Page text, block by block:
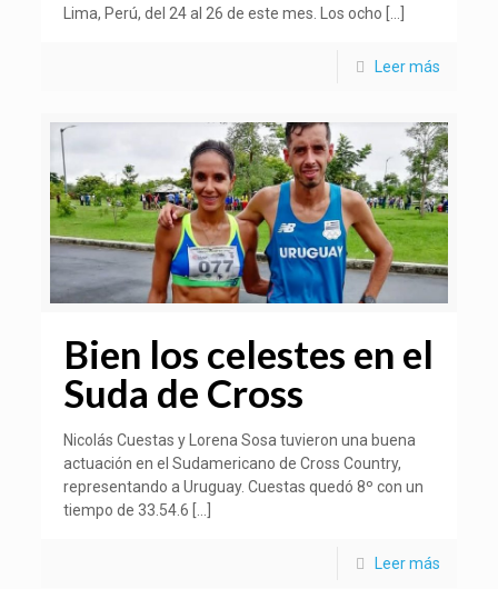
Lima, Perú, del 24 al 26 de este mes. Los ocho
Leer más
Bien los celestes en el
Suda de Cross
Nicolás Cuestas y Lorena Sosa tuvieron una buena
actuación en el Sudamericano de Cross Country,
representando a Uruguay. Cuestas quedó 8º con un
tiempo de 33.54.6
Leer más